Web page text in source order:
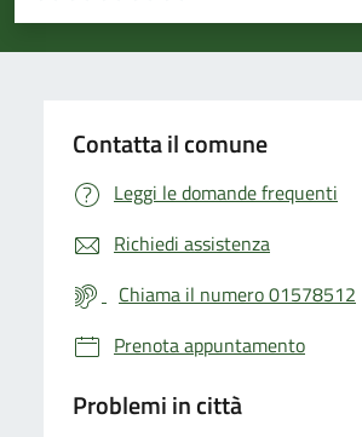
Valuta 5 stelle su 5
Valuta 4 stelle su 5
Valuta 3 stelle su 5
Valuta 2 stelle su 5
Valuta 1 stelle su 5
Contatta il comune
Leggi le domande frequenti
Richiedi assistenza
Chiama il numero 01578512
Prenota appuntamento
Problemi in città